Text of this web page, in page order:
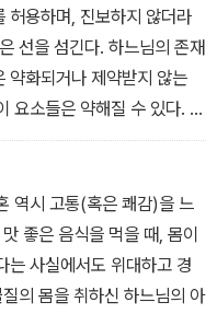
랑이며, 사랑의 확장을 추구
은 없다. 사랑은 끝이 없고,
이다. 사랑에는 끝이 없기
우리가 있다는 사실에 대
들의 형이상학은 우리에게
절대로 완전히 알 수 없는
허용하며, 진보하지 않더라
선을 섬긴다. 하느님의 존재
약화되거나 제약받지 않는
요소들은 약해질 수 있다. 이
들이거나 거부할 수 있다. 받
성장한다. 받아들이지 않
다. 이때 힘은 자기중심주
늘리기 위해 논증과 정직
에 빠진 피조물은 자신이
는 잘못된 가정에 갇힌다.
역시 고통(혹은 쾌감)을 느
좋은 음식을 먹을 때, 몸이
는 사실에서도 위대하고 경
의 몸을 취하신 하느님의 아